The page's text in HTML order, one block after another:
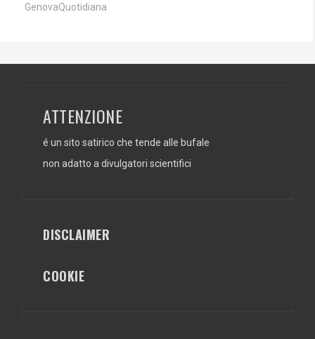
GenovaQuotidiana
ATTENZIONE
é un sito satirico che tende alle bufale
non adatto a divulgatori scientifici
DISCLAIMER
COOKIE